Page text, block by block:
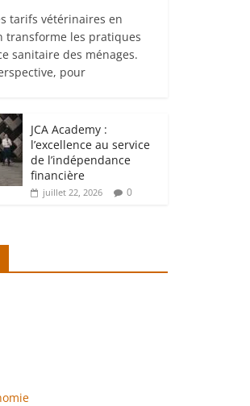
tarifs vétérinaires en
transforme les pratiques
sanitaire des ménages.
pour
JCA Academy :
l’excellence au service
de l’indépendance
financière
juillet 22, 2026 0